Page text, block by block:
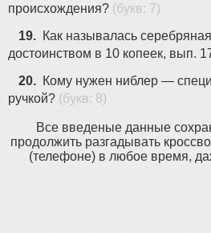
происхождения? (букв: 7)
19. Как называлась
достоинством в 10 копеек, вып.
20. Кому нужен ниблер —
ручкой? (букв: 8)
Все введеные данные
продолжить разгадывать
(телефоне) в любое время,